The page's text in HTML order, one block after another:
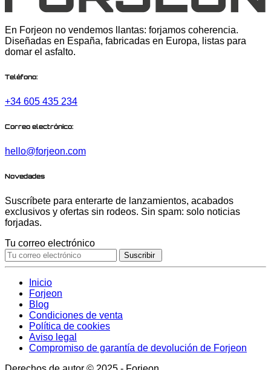
En Forjeon no vendemos llantas: forjamos coherencia.
Diseñadas en España, fabricadas en Europa, listas para
domar el asfalto.
Teléfono:
+34 605 435 234
Correo electrónico:
hello@forjeon.com
Novedades
Suscríbete para enterarte de lanzamientos, acabados
exclusivos y ofertas sin rodeos. Sin spam: solo noticias
forjadas.
Tu correo electrónico
Suscribir
Inicio
Forjeon
Blog
Condiciones de venta
Política de cookies
Aviso legal
Compromiso de garantía de devolución de Forjeon